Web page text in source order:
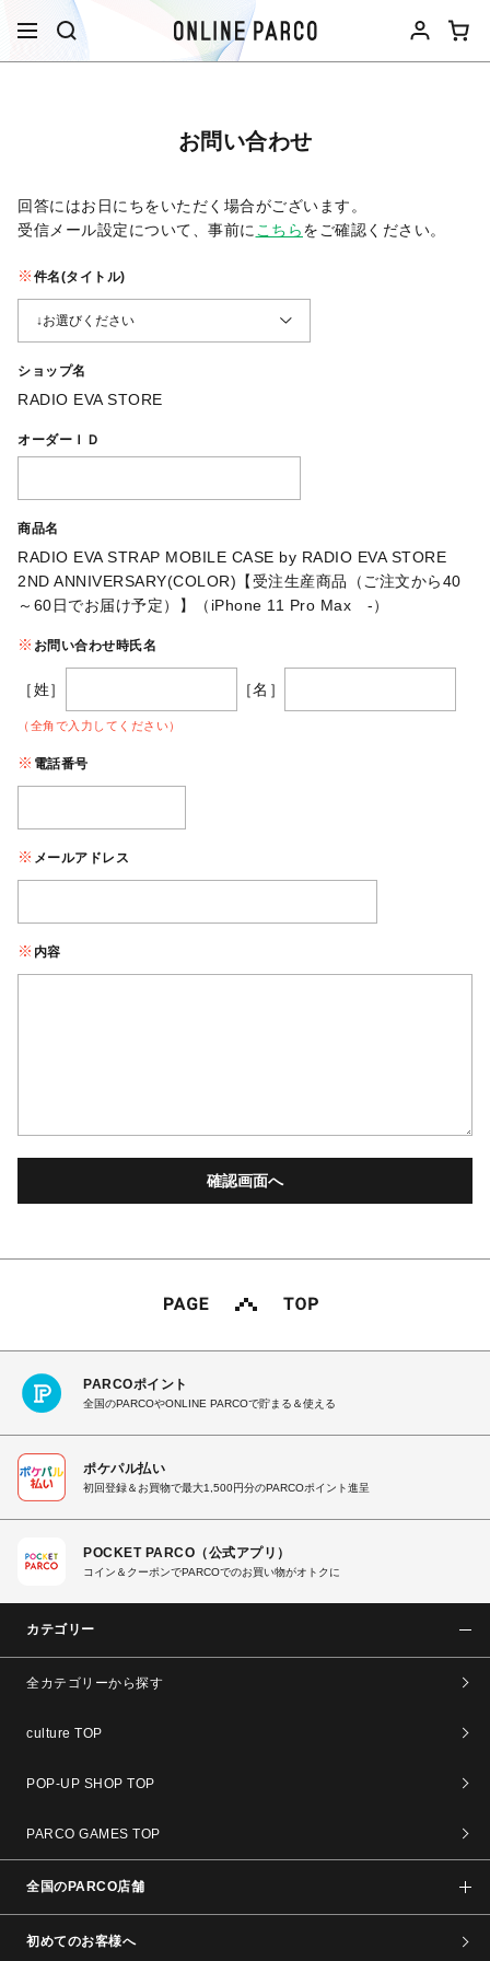
お問い合わせ
回答にはお日にちをいただく場合がございます。
受信メール設定について、事前に こちらをご確認ください。​
件名(タイトル)
ショップ名
RADIO EVA STORE
オーダーＩＤ
商品名
RADIO EVA STRAP MOBILE CASE by RADIO EVA STORE
2ND ANNIVERSARY(COLOR)【受注生産商品（ご注文から40
～60日でお届け予定）】（iPhone 11 Pro Max -）
お問い合わせ時氏名
［姓］ ［名］
（全角で入力してください）
電話番号
メールアドレス
内容
PARCOポイント
全国のPARCOやONLINE PARCOで貯まる＆使える
ポケパル払い
初回登録＆お買物で最大1,500円分のPARCOポイント進呈
POCKET PARCO（公式アプリ）
コイン＆クーポンでPARCOでのお買い物がオトクに
カテゴリー
全カテゴリーから探す
culture TOP
POP-UP SHOP TOP
PARCO GAMES TOP
全国のPARCO店舗
初めてのお客様へ